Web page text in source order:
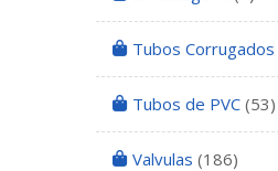
Tubos Corrugados
Tubos de PVC (53)
Valvulas (186)